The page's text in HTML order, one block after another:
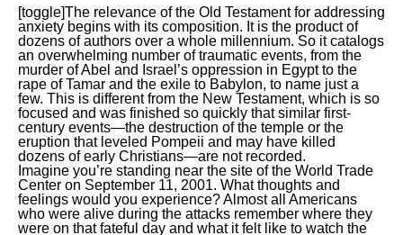
[toggle]The relevance of the Old Testament for addressing
anxiety begins with its composition. It is the product of
dozens of authors over a whole millennium. So it catalogs
an overwhelming number of traumatic events, from the
murder of Abel and Israel’s oppression in Egypt to the
rape of Tamar and the exile to Babylon, to name just a
few. This is different from the New Testament, which is so
focused and was finished so quickly that similar first-
century events—the destruction of the temple or the
eruption that leveled Pompeii and may have killed
dozens of early Christians—are not recorded.
Imagine you’re standing near the site of the World Trade
Center on September 11, 2001. What thoughts and
feelings would you experience? Almost all Americans
who were alive during the attacks remember where they
were on that fateful day and what it felt like to watch the